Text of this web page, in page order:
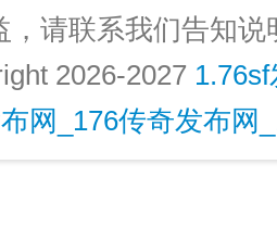
，请联系我们告知
2026-2027
网_176传奇发布网